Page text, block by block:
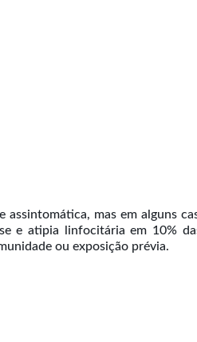
mas em alguns
e atipia linfocitária em 10%